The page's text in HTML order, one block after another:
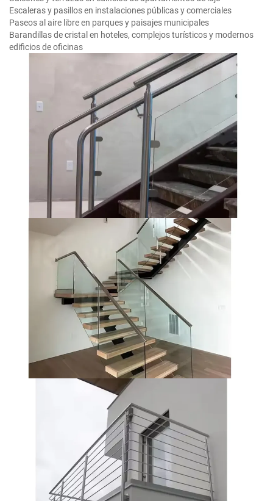
Escaleras y pasillos en instalaciones públicas y comerciales
Paseos al aire libre en parques y paisajes municipales
Barandillas de cristal en hoteles, complejos turísticos y modernos
edificios de oficinas